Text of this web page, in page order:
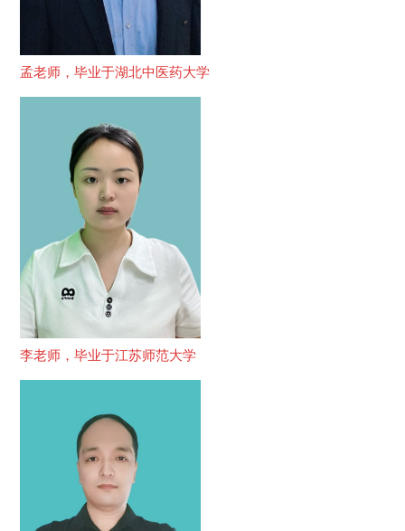
孟老师，毕业于湖北中医药大学
李老师，毕业于江苏师范大学